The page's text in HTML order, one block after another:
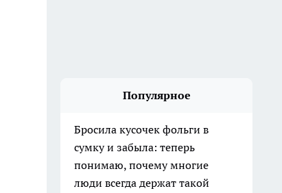
Популярное
Бросила кусочек фольги в
сумку и забыла: теперь
понимаю, почему многие
люди всегда держат такой